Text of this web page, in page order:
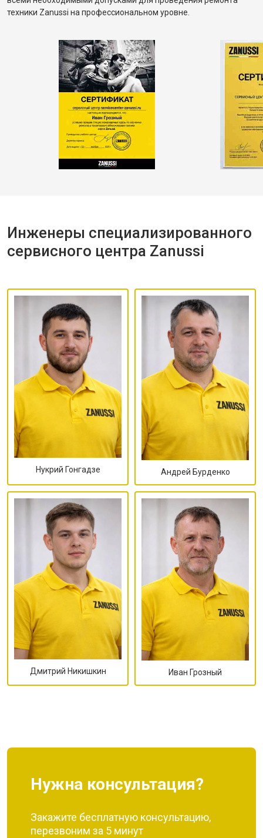
техники Zanussi на профессиональном уровне.
Инженеры специализированного
сервисного центра Zanussi
Нукрий Гонгадзе Андрей Бурденко
Дмитрий Никишкин Иван Грозный
Нужна консультация?
Закажите бесплатную консультацию,
перезвоним за 5 минут